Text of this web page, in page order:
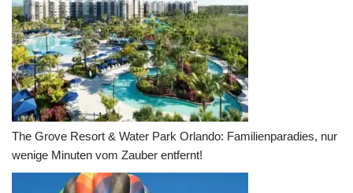
The Grove Resort & Water Park Orlando: Familienparadies, nur
wenige Minuten vom Zauber entfernt!